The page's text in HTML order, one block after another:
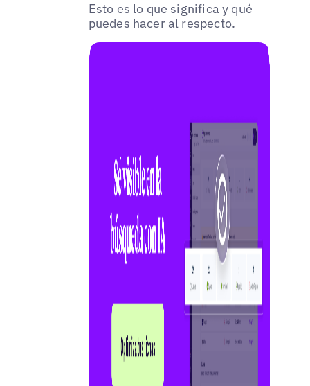
Esto es lo que significa y qué
puedes hacer al respecto.